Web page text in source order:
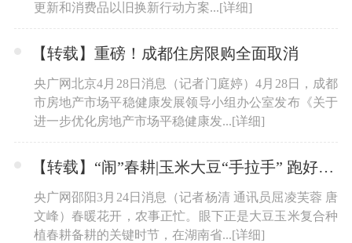
更新和消费品以旧换新行动方案...[详细]
【转载】重磅！成都住房限购全面取消
央广网北京4月28日消息（记者门庭婷）4月28日，成都
市房地产市场平稳健康发展领导小组办公室发布《关于
进一步优化房地产市场平稳健康发...[详细]
【转载】“闹”春耕|玉米大豆“手拉手” 跑好春耕备耕“第一棒”
央广网邵阳3月24日消息（记者杨清 通讯员屈凌芙蓉 唐
文峰）春暖花开，农事正忙。眼下正是大豆玉米复合种
植春耕备耕的关键时节，在湖南省...[详细]